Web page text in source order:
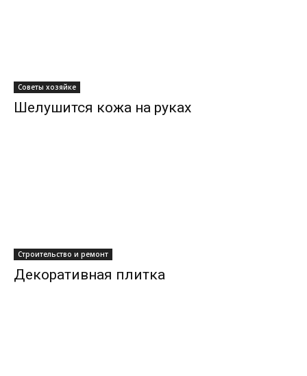
Советы хозяйке
Шелушится кожа на руках
Строительство и ремонт
Декоративная плитка